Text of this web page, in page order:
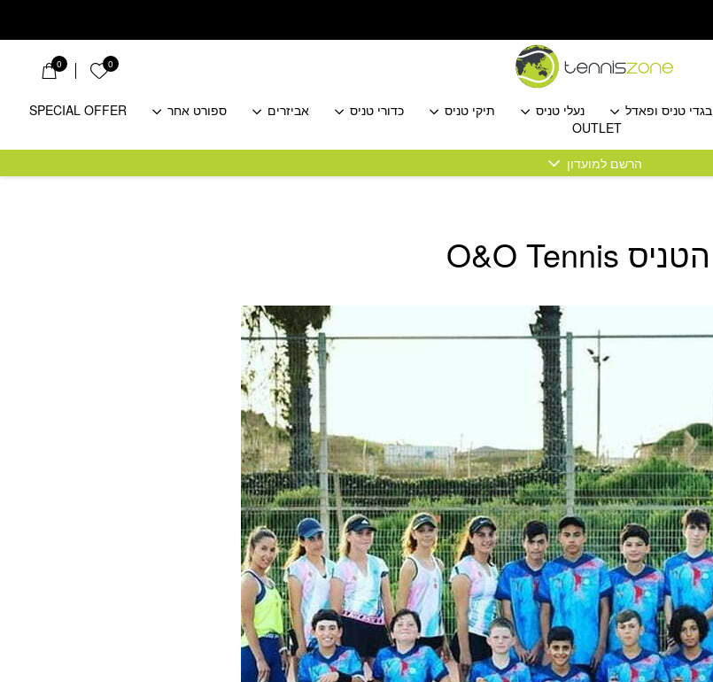
0 הרשימה שלי
0
בגדי טניס ופאדל נעלי טניס תיקי טניס כדורי טניס אביזרים ספורט אחר
SPECIAL OFFER
OUTLET
הרשם למועדון